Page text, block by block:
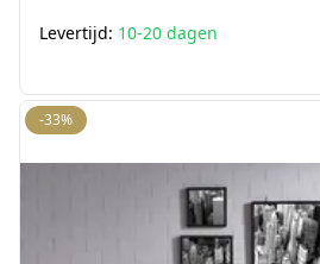
Levertijd: 10-20 dagen
-33%